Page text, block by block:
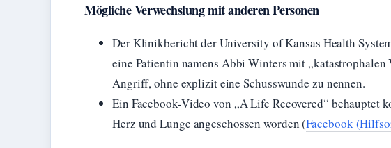
Mögliche Verwechslung mit anderen Personen
Der Klinikbericht der University of Kansas Health
eine Patientin namens Abbi Winters mit „katastrophalen
Angriff, ohne explizit eine Schusswunde zu nennen.
Ein Facebook-Video von „A Life Recovered“ behauptet
Herz und Lunge angeschossen worden (Facebook